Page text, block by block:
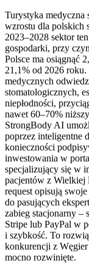
Turystyka medyczna
wzrostu dla polskich
2023–2028 sektor
gospodarki, przy
Polsce ma osiągnąć
21,1% od 2026
medycznych
stomatologicznych,
niepłodności,
nawet 60–70%
StrongBody AI
poprzez inteligentne
konieczności
inwestowania w
specjalizujący się w
pacjentów z
request opisują
do pasujących
zabieg stacjonarny –
Stripe lub PayPal w
i szybkość. To
konkurencji z
mocno rozwinięte.